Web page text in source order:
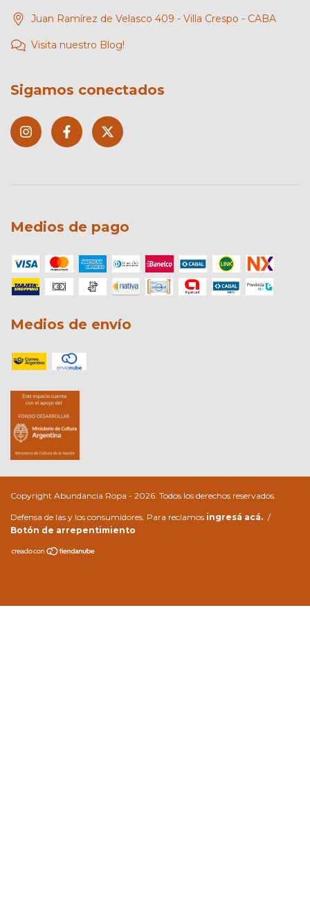
Juan Ramírez de Velasco 409 - Villa Crespo - CABA
Visita nuestro Blog!
Sigamos conectados
Medios de pago
Medios de envío
Copyright Abundancia Ropa - 2026. Todos los derechos reservados.
Defensa de las y los consumidores. Para reclamos ingresá acá. /
Botón de arrepentimiento